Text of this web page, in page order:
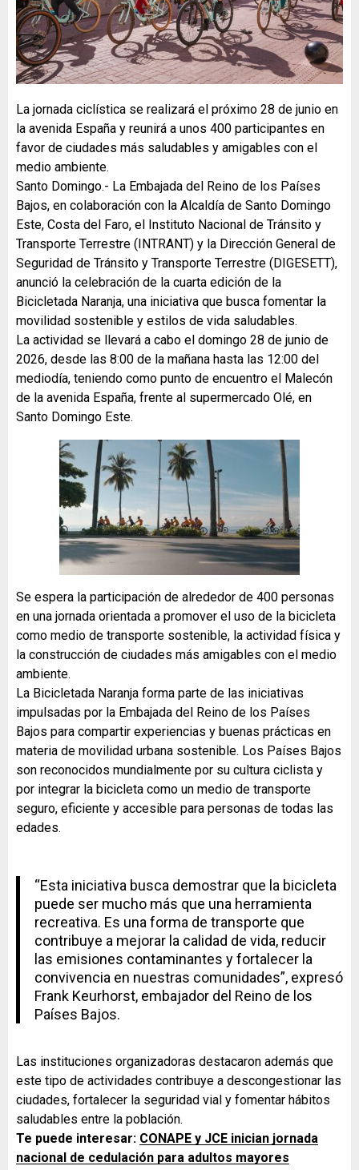
La jornada ciclística se realizará el próximo 28 de junio en
la avenida España y reunirá a unos 400 participantes en
favor de ciudades más saludables y amigables con el
medio ambiente.
Santo Domingo.- La Embajada del Reino de los Países
Bajos, en colaboración con la Alcaldía de Santo Domingo
Este, Costa del Faro, el Instituto Nacional de Tránsito y
Transporte Terrestre (INTRANT) y la Dirección General de
Seguridad de Tránsito y Transporte Terrestre (DIGESETT),
anunció la celebración de la cuarta edición de la
Bicicletada Naranja, una iniciativa que busca fomentar la
movilidad sostenible y estilos de vida saludables.
La actividad se llevará a cabo el domingo 28 de junio de
2026, desde las 8:00 de la mañana hasta las 12:00 del
mediodía, teniendo como punto de encuentro el Malecón
de la avenida España, frente al supermercado Olé, en
Santo Domingo Este.
Se espera la participación de alrededor de 400 personas
en una jornada orientada a promover el uso de la bicicleta
como medio de transporte sostenible, la actividad física y
la construcción de ciudades más amigables con el medio
ambiente.
La Bicicletada Naranja forma parte de las iniciativas
impulsadas por la Embajada del Reino de los Países
Bajos para compartir experiencias y buenas prácticas en
materia de movilidad urbana sostenible. Los Países Bajos
son reconocidos mundialmente por su cultura ciclista y
por integrar la bicicleta como un medio de transporte
seguro, eficiente y accesible para personas de todas las
edades.
“Esta iniciativa busca demostrar que la bicicleta
puede ser mucho más que una herramienta
recreativa. Es una forma de transporte que
contribuye a mejorar la calidad de vida, reducir
las emisiones contaminantes y fortalecer la
convivencia en nuestras comunidades”, expresó
Frank Keurhorst, embajador del Reino de los
Países Bajos.
Las instituciones organizadoras destacaron además que
este tipo de actividades contribuye a descongestionar las
ciudades, fortalecer la seguridad vial y fomentar hábitos
saludables entre la población.
Te puede interesar: CONAPE y JCE inician jornada
nacional de cedulación para adultos mayores